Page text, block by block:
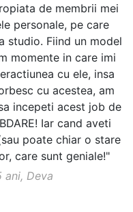
de membrii mei
personale, pe care
studio. Fiind un model
momente in care imi
cu ele, insa
cu acestea, am
incepeti acest job de
Iar cand aveti
poate chiar o stare
care sunt geniale!"
ani, Deva